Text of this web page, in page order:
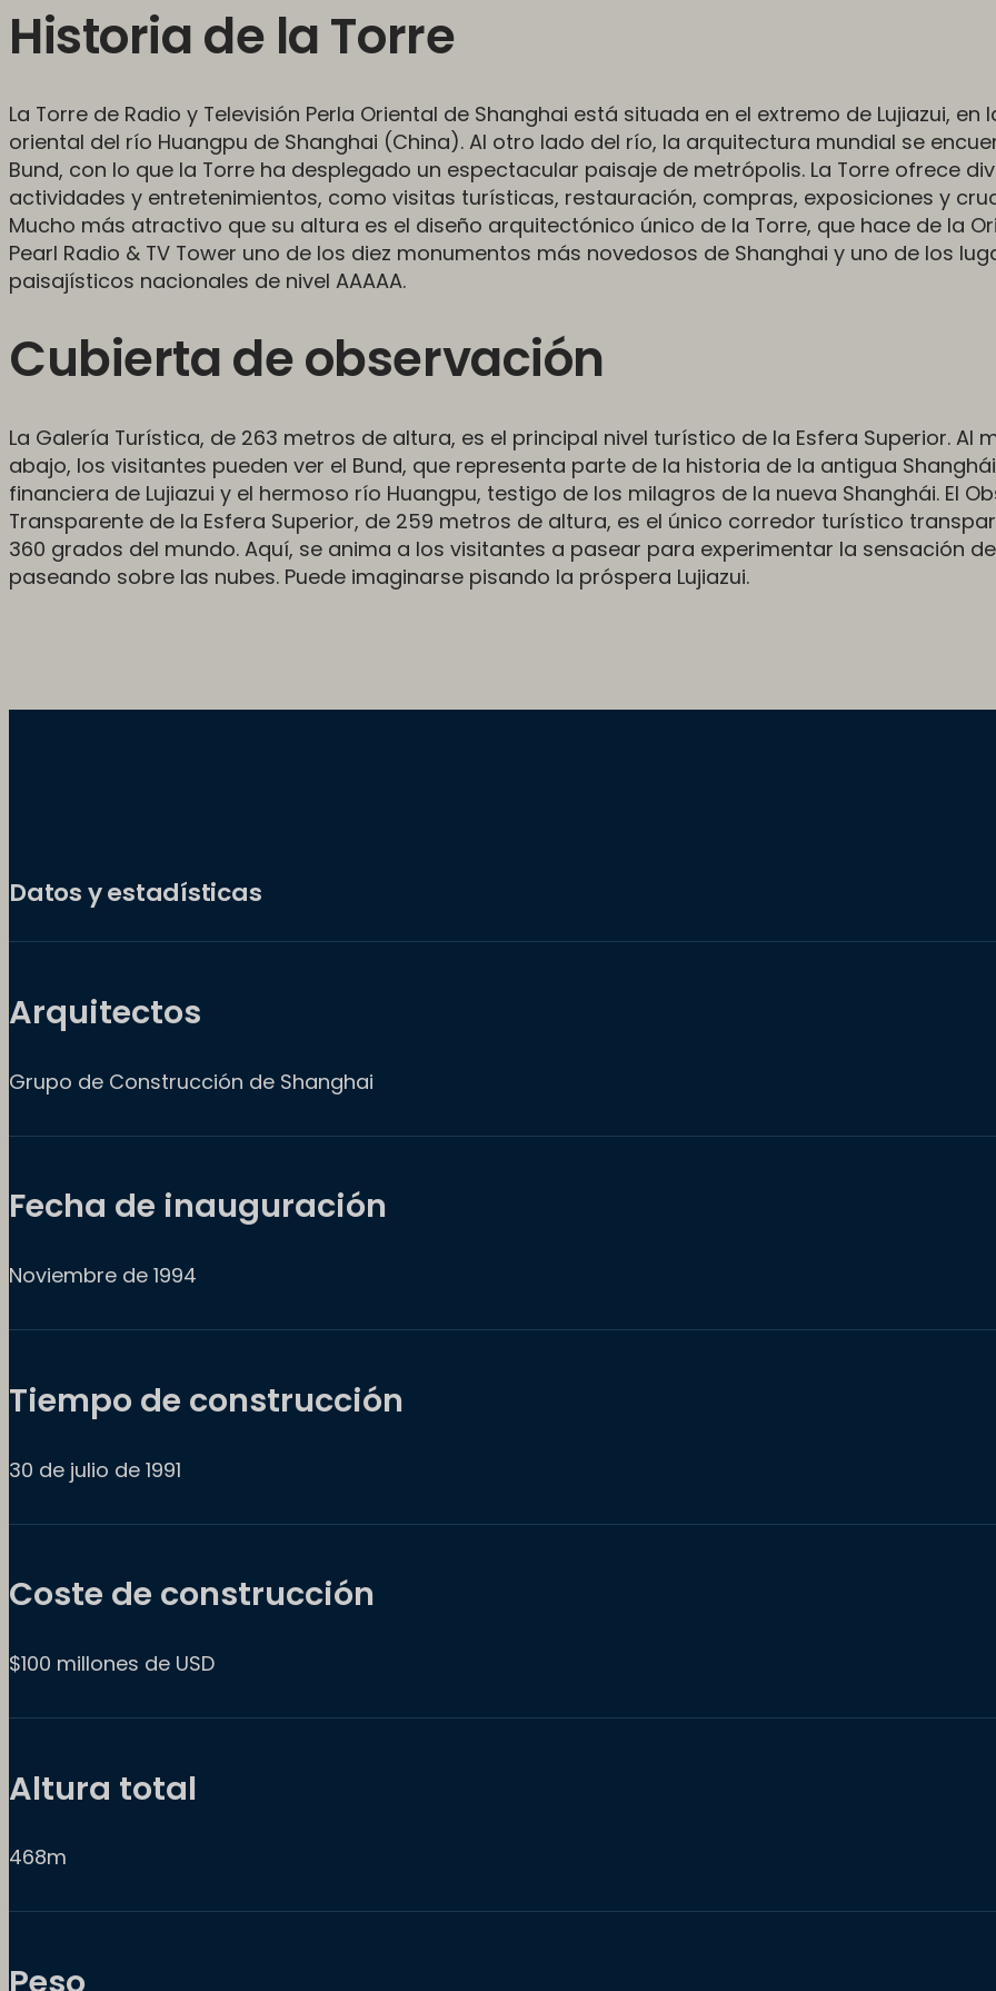
Historia de la Torre
La Torre de Radio y Televisión Perla Oriental de Shanghai está situada en el extremo de Lujiazui, en
oriental del río Huangpu de Shanghai (China). Al otro lado del río, la arquitectura mundial se
Bund, con lo que la Torre ha desplegado un espectacular paisaje de metrópolis. La Torre ofrece
actividades y entretenimientos, como visitas turísticas, restauración, compras, exposiciones y
Mucho más atractivo que su altura es el diseño arquitectónico único de la Torre, que hace de la
Pearl Radio & TV Tower uno de los diez monumentos más novedosos de Shanghai y uno de los
paisajísticos nacionales de nivel AAAAA.
Cubierta de observación
La Galería Turística, de 263 metros de altura, es el principal nivel turístico de la Esfera Superior. Al
abajo, los visitantes pueden ver el Bund, que representa parte de la historia de la antigua
financiera de Lujiazui y el hermoso río Huangpu, testigo de los milagros de la nueva Shanghái. El
Transparente de la Esfera Superior, de 259 metros de altura, es el único corredor turístico
360 grados del mundo. Aquí, se anima a los visitantes a pasear para experimentar la sensación
paseando sobre las nubes. Puede imaginarse pisando la próspera Lujiazui.
Datos y estadísticas
Arquitectos
Grupo de Construcción de Shanghai
Fecha de inauguración
Noviembre de 1994
Tiempo de construcción
30 de julio de 1991
Coste de construcción
$100 millones de USD
Altura total
468m